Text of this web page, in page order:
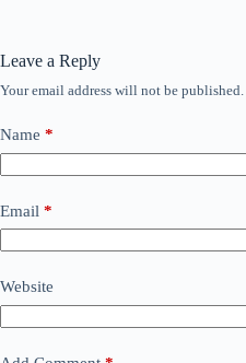
Leave a Reply
Your email address will not be published.
Name *
Email *
Website